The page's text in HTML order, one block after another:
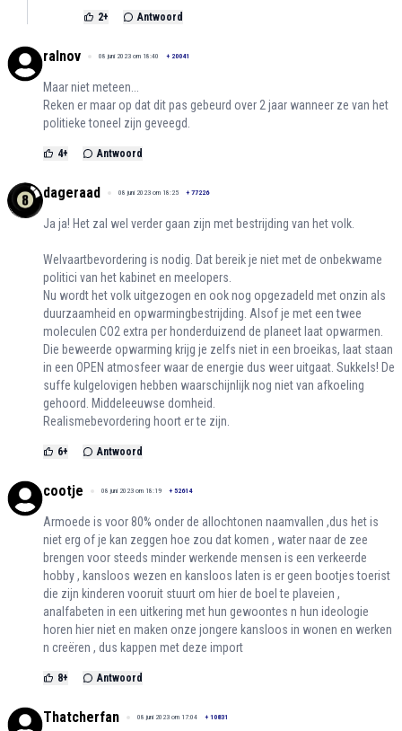
2+ Antwoord
ralnov 08 juni 2023 om 18:40 + 20041
Maar niet meteen...
Reken er maar op dat dit pas gebeurd over 2 jaar wanneer ze van het
politieke toneel zijn geveegd.
4+ Antwoord
dageraad 08 juni 2023 om 18:25 + 77226
Ja ja! Het zal wel verder gaan zijn met bestrijding van het volk.
Welvaartbevordering is nodig. Dat bereik je niet met de onbekwame
politici van het kabinet en meelopers.
Nu wordt het volk uitgezogen en ook nog opgezadeld met onzin als
duurzaamheid en opwarmingbestrijding. Alsof je met een twee
moleculen CO2 extra per honderduizend de planeet laat opwarmen.
Die beweerde opwarming krijg je zelfs niet in een broeikas, laat staan
in een OPEN atmosfeer waar de energie dus weer uitgaat. Sukkels! De
suffe kulgelovigen hebben waarschijnlijk nog niet van afkoeling
gehoord. Middeleeuwse domheid.
Realismebevordering hoort er te zijn.
6+ Antwoord
cootje 08 juni 2023 om 18:19 + 52614
Armoede is voor 80% onder de allochtonen naamvallen ,dus het is
niet erg of je kan zeggen hoe zou dat komen , water naar de zee
brengen voor steeds minder werkende mensen is een verkeerde
hobby , kansloos wezen en kansloos laten is er geen bootjes toerist
die zijn kinderen vooruit stuurt om hier de boel te plaveien ,
analfabeten in een uitkering met hun gewoontes n hun ideologie
horen hier niet en maken onze jongere kansloos in wonen en werken
n creëren , dus kappen met deze import
8+ Antwoord
Thatcherfan 08 juni 2023 om 17:04 + 10831